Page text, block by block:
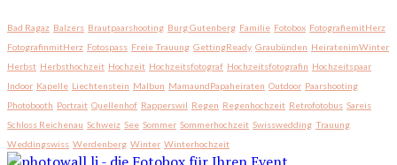
Bad Ragaz Balzers Brautpaarshooting Burg Gutenberg Familie Fotobox FotografiemitHerz
FotografinmitHerz Fotospass Freie Trauung GettingReady Graubünden HeiratenimWinter
Herbst Herbsthochzeit Hochzeit Hochzeitsfotograf Hochzeitsfotografin Hochzeitspaar
Indoor Kapelle Liechtenstein Malbun MamaundPapaheiraten Outdoor Paarshooting
Photobooth Portrait Quellenhof Rapperswil Regen Regenhochzeit Retrofotobus Sareis
Schloss Reichenau Schweiz See Sommer Sommerhochzeit Swisswedding Trauung
Weddingswiss Werdenberg Winter Winterhochzeit